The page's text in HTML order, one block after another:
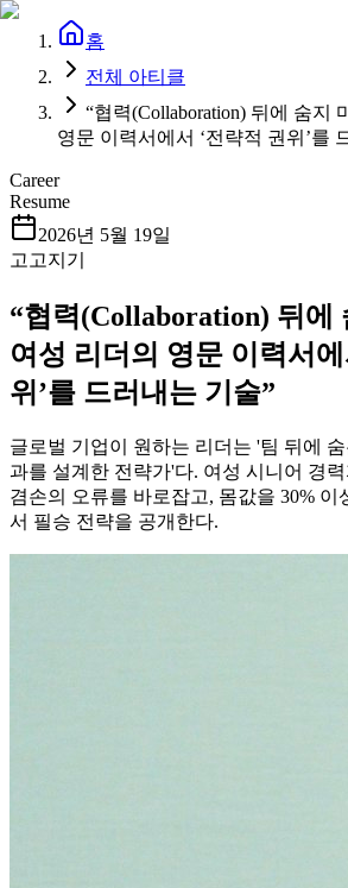
홈
전체 아티클
“협력(Collaboration) 뒤에 숨지
영문 이력서에서 ‘전략적 권위’를
Career
Resume
2026년 5월 19일
고고지기
“협력(Collaboration) 뒤에
여성 리더의 영문 이력서에
위’를 드러내는 기술”
글로벌 기업이 원하는 리더는 '팀 뒤에
과를 설계한 전략가'다. 여성 시니어 경
겸손의 오류를 바로잡고, 몸값을 30% 이
서 필승 전략을 공개한다.